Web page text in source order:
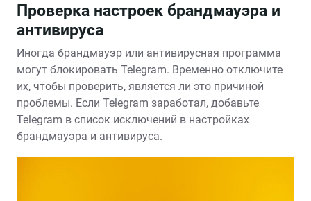
Проверка настроек брандмауэра и
антивируса
Иногда брандмауэр или антивирусная программа
могут блокировать Telegram. Временно отключите
их, чтобы проверить, является ли это причиной
проблемы. Если Telegram заработал, добавьте
Telegram в список исключений в настройках
брандмауэра и антивируса.